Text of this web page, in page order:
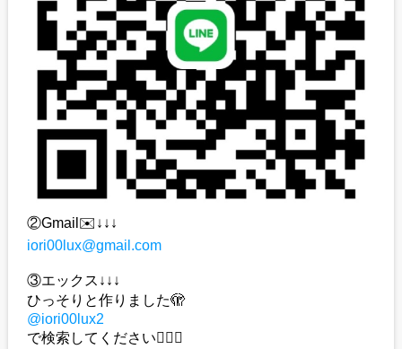
②Gmail✉️↓↓↓
iori00lux@gmail.com
③エックス↓↓↓
ひっそりと作りました🫣
@iori00lux2
で検索してください🙇🏻‍♀️